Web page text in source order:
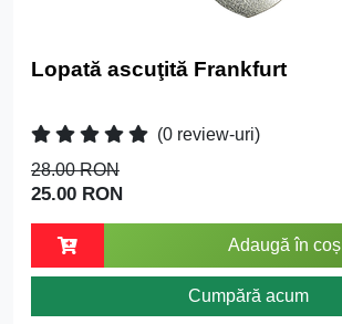
Lopată ascuţită Frankfurt
(0 review-uri)
28.00 RON
25.00 RON
Adaugă în coș
Cumpără acum